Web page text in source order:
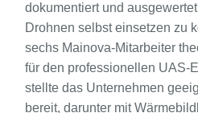
dokumentiert und
Drohnen selbst einsetzen zu
sechs Mainova-Mitarbeiter
für den professionellen UAS-
stellte das Unternehmen
bereit, darunter mit